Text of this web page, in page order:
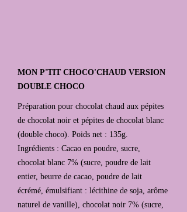
MON P'TIT CHOCO'CHAUD VERSION
DOUBLE CHOCO
Préparation pour chocolat chaud aux pépites
de chocolat noir et pépites de chocolat blanc
(double choco). Poids net : 135g.
Ingrédients : Cacao en poudre, sucre,
chocolat blanc 7% (sucre, poudre de lait
entier, beurre de cacao, poudre de lait
écrémé, émulsifiant : lécithine de soja, arôme
naturel de vanille), chocolat noir 7% (sucre,